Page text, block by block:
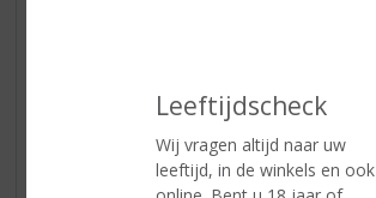
Leeftijdscheck
Wij vragen altijd naar uw
leeftijd, in de winkels en ook
Schrijf een review
Pim van Gompel